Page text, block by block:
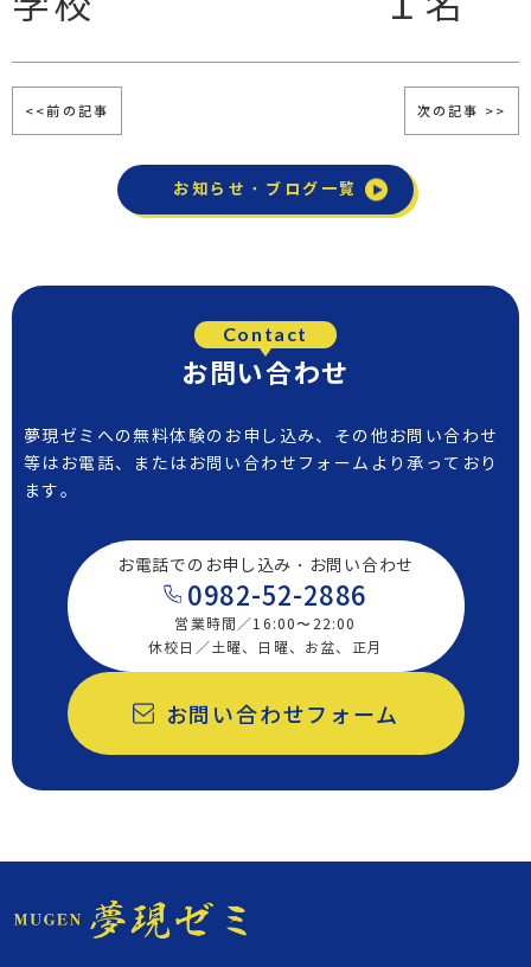
<<前の記事 次の記事 >>
お知らせ・ブログ一覧
Contact
お問い合わせ
夢現ゼミへの無料体験のお申し込み、その他お問い合わせ
等は お電話、またはお問い合わせフォームより承っており
ます。
お電話でのお申し込み・お問い合わせ
0982-52-2886
営業時間／16:00〜22:00
休校日／土曜、日曜、お盆、正月
お問い合わせフォーム